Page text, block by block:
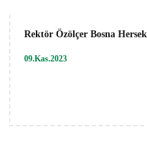
Rektör Özölçer Bosna
09.Kas.2023